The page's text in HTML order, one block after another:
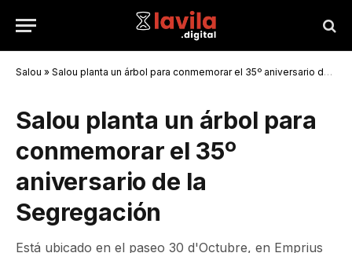
Salou » Salou planta un árbol para conmemorar el 35º aniversario de la Segregación
Salou planta un árbol para
conmemorar el 35º
aniversario de la
Segregación
Está ubicado en el paseo 30 d'Octubre, en Emprius